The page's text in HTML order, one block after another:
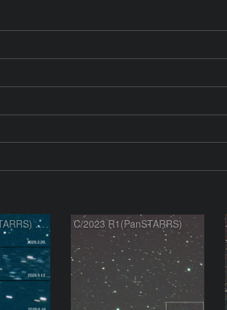
C/2023 R1 (PANSTARRS) の変化 C/2023 R1(PanSTARRS)